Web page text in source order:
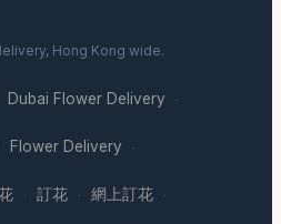
Hong Kong wide.
Dubai Flower Delivery ·
Flower Delivery ·
· 訂花 · 網上訂花 ·